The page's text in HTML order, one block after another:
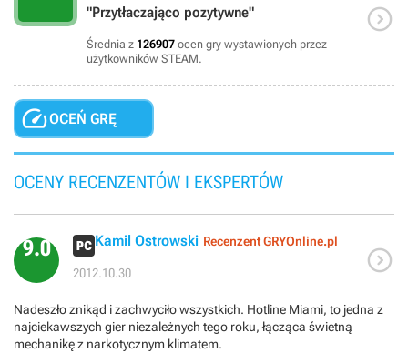
"Przytłaczająco pozytywne"
Średnia z 126907 ocen gry wystawionych przez
użytkowników STEAM.

OCEŃ GRĘ
OCENY RECENZENTÓW I EKSPERTÓW
9.0 Kamil Ostrowski Recenzent GRYOnline.pl
2012.10.30 
Nadeszło znikąd i zachwyciło wszystkich. Hotline Miami, to jedna z
najciekawszych gier niezależnych tego roku, łącząca świetną
mechanikę z narkotycznym klimatem.